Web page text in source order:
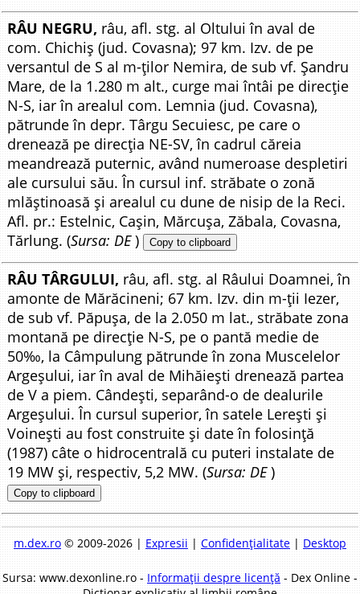
RÂU NEGRU, râu, afl. stg. al Oltului în aval de
com. Chichiș (jud. Covasna); 97 km. Izv. de pe
versantul de S al m-ților Nemira, de sub vf. Șandru
Mare, de la 1.280 m alt., curge mai întâi pe direcție
N-S, iar în arealul com. Lemnia (jud. Covasna),
pătrunde în depr. Târgu Secuiesc, pe care o
drenează pe direcția NE-SV, în cadrul căreia
meandrează puternic, având numeroase despletiri
ale cursului său. În cursul inf. străbate o zonă
mlăștinoasă și arealul cu dune de nisip de la Reci.
Afl. pr.: Estelnic, Cașin, Mărcușa, Zăbala, Covasna,
Tărlung. (Sursa: DE) Copy to clipboard
RÂU TÂRGULUI, râu, afl. stg. al Râului Doamnei, în
amonte de Mărăcineni; 67 km. Izv. din m-ții Iezer,
de sub vf. Păpușa, de la 2.050 m lat., străbate zona
montană pe direcție N-S, pe o pantă medie de
50‰, la Câmpulung pătrunde în zona Muscelelor
Argeșului, iar în aval de Mihăiești drenează partea
de V a piem. Cândești, separând-o de dealurile
Argeșului. În cursul superior, în satele Lerești și
Voinești au fost construite și date în folosință
(1987) câte o hidrocentrală cu puteri instalate de
19 MW și, respectiv, 5,2 MW. (Sursa: DE)
Copy to clipboard
m.dex.ro© 2009-2026 | Expresii | Confidențialitate| Desktop
Sursa: www.dexonline.ro - Informații despre licență - Dex Online -